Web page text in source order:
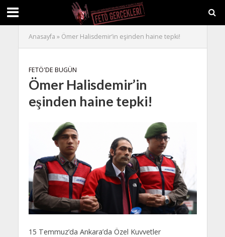
Anasayfa » Ömer Halisdemir’in eşinden haine tepki!
FETÖ'DE BUGÜN
Ömer Halisdemir’in
eşinden haine tepki!
15 Temmuz’da Ankara’da Özel Kuvvetler